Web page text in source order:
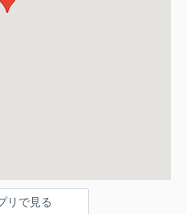
リで見る